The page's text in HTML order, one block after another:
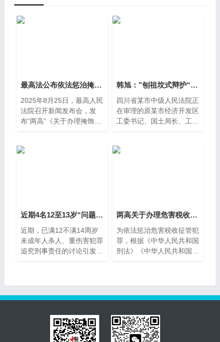
最高法公布依法惩治掩饰、隐瞒犯
2025年8月25日，最高人民
法院召开新闻发布会，发
布“两高”《关于办理掩饰、
韩旭：”刨祖坟式辩护“之忧思
四川省某市中级人民法院正
在审理的原某市经济开发区
工委书记、国土局长、工信
近期4名12至13岁“问题少年”被
近期，已满12不满14周岁
未成年人杀人、重伤害犯罪
追究刑事责任的讨论引发广
两高关于办理危害税收征管刑事案
为依法惩治危害税收征管犯
罪，根据《中华人民共和国
刑法》《中华人民共和国刑